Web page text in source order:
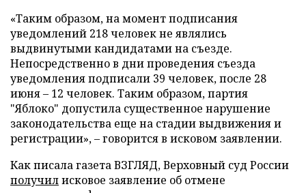
«Таким образом, на момент подписания
уведомлений 218 человек не являлись
выдвинутыми кандидатами на съезде.
Непосредственно в дни проведения съезда
уведомления подписали 39 человек, после 28
июня – 12 человек. Таким образом, партия
"Яблоко" допустила существенное нарушение
законодательства еще на стадии выдвижения и
регистрации», – говорится в исковом заявлении.
Как писала газета ВЗГЛЯД, Верховный суд России
получилисковое заявление об отмене